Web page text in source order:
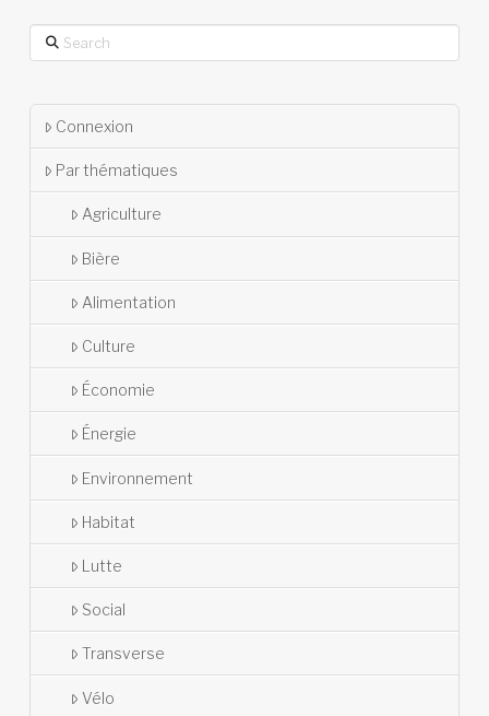
Search
Connexion
Par thématiques
Agriculture
Bière
Alimentation
Culture
Économie
Énergie
Environnement
Habitat
Lutte
Social
Transverse
Vélo